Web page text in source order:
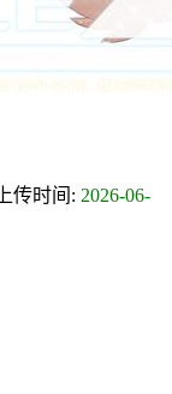
上传时间: 2026-06-